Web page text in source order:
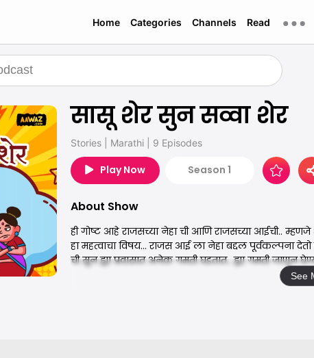
Home Categories Channels Read
सासू शेर सुन सव्वा शेर
Stories Marathi 9 Episodes
Play Now Season 1
About Show
ही गोष्ट आहे राजसच्या नेहा ची आणि राजसच्या आईची..
हा महत्वाचा विषय... राजस आई ला नेहा बद्दल पूर्वकल्पना
ची सून ह्या प्रवासात अनेक गमती घडतात.. ह्या गमती जाणून
See